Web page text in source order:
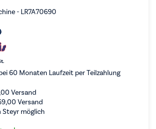
- LR7A70690
60 Monaten Laufzeit per Teilzahlung
Versand
Versand
Steyr möglich